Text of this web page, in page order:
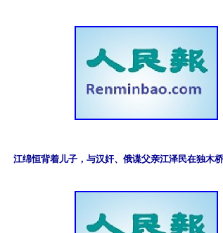
江绵恒背着儿子，与汉奸、俄谍父亲江泽民在独木桥